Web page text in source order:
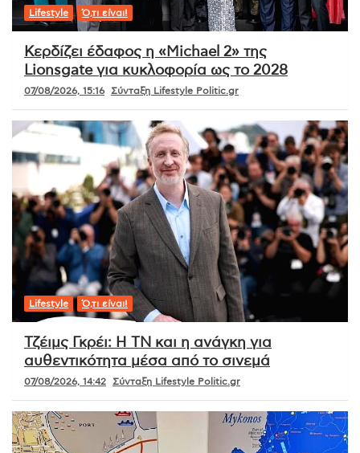
Lifestyle Ό,τι είναι!
Κερδίζει έδαφος η «Michael 2» της
Lionsgate για κυκλοφορία ως το 2028
07/08/2026, 15:16 Σύνταξη Lifestyle Politic.gr
Lifestyle Ό,τι είναι!
Τζέιμς Γκρέι: Η ΤΝ και η ανάγκη για
αυθεντικότητα μέσα από το σινεμά
07/08/2026, 14:42 Σύνταξη Lifestyle Politic.gr